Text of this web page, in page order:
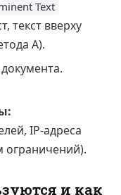
Text
текст вверху
А).
документа.
IP-адреса
ограничений).
и как